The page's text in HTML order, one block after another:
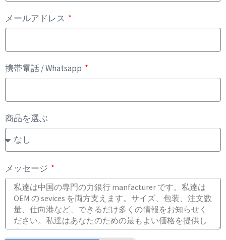
メールアドレス
携帯電話 / Whatsapp
商品を選ぶ
メッセージ